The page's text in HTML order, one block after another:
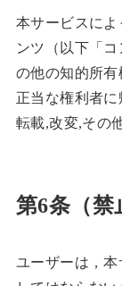
本サービスに
ンツ（以下「
の他の知的所
正当な権利者
転載,改変,その
第6条（禁
ユーザーは，